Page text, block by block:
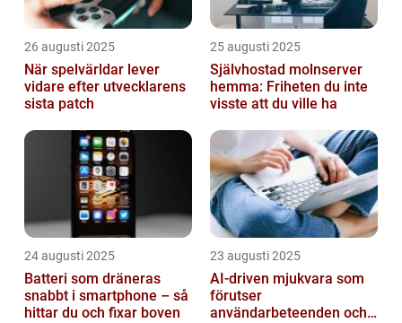
26 augusti 2025
När spelvärldar lever
vidare efter utvecklarens
sista patch
25 augusti 2025
Självhostad molnserver
hemma: Friheten du inte
visste att du ville ha
24 augusti 2025
Batteri som dräneras
snabbt i smartphone – så
hittar du och fixar boven
23 augusti 2025
AI-driven mjukvara som
förutser
användarbeteenden och